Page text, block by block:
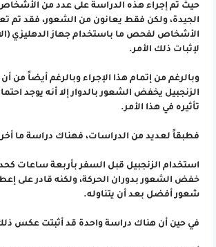
حيث تم إجراء هذه الدراسة على عدد من
الجيدة، ولكن فقط يعانون من الشعور، فقد تم
الأشخاص لفحص ما باستخدام جهاز الدهليزي
لإثبات ذلك الأمر.
وبالرغم من إتمام هذا الإجراء وبالرغم أيضاً من
الزنجبيل يخفض الشعور بالدوار إلا أنه يوجد
تأثيره في هذا الأمر.
فطبقاً لعديد من الدراسات، فهناك دراسة ما
استخدام الزنجبيل قبل السفر بأربعة ساعات
خفض الشعور بدوران الحركة، ولكنه قادر على
شعور أفضل بعد أن يتناوله.
في حين أن هناك دراسة واحدة قد أثبتت عكس